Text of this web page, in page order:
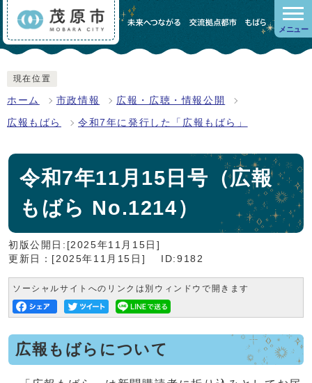
メニュー
現在位置
ホーム 市政情報 広報・広聴・情報公開
広報もばら 令和7年に発行した「広報もばら」
令和7年11月15日号（広報
もばら No.1214）
初版公開日:[2025年11月15日]
更新日：[2025年11月15日]
ID:9182
ソーシャルサイトへのリンクは別ウィンドウで開きます
広報もばらについて